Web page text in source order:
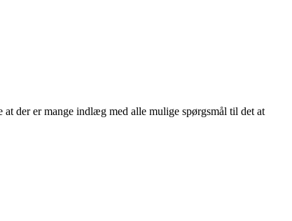
der er mange indlæg med alle mulige spørgsmål til det at